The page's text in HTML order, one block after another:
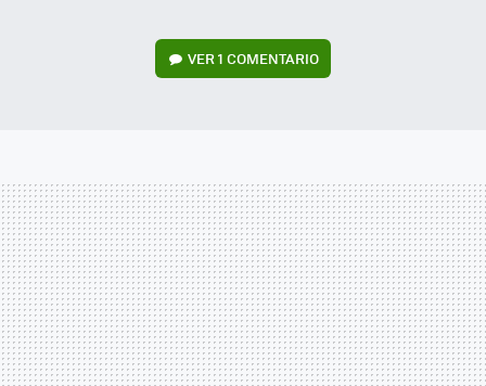
VER1 COMENTARIO